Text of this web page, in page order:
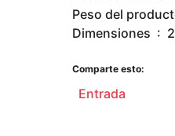
Comparte esto:
Entrada